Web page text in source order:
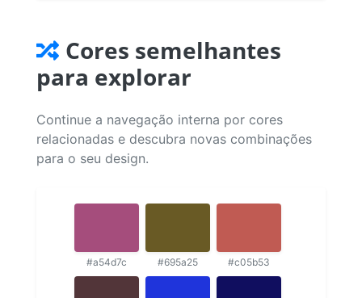
Cores semelhantes
para explorar
Continue a navegação interna por cores
relacionadas e descubra novas combinações
para o seu design.
#a54d7c #695a25 #c05b53